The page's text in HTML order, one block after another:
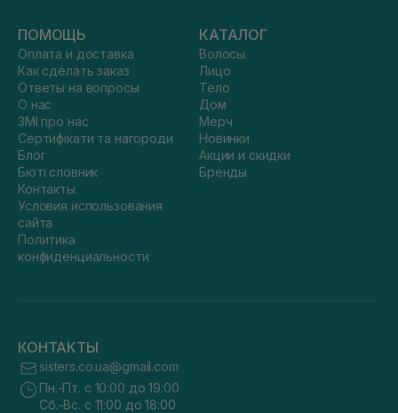
ПОМОЩЬ
Оплата и доставка
Как сделать заказ
Ответы на вопросы
О нас
ЗМІ про нас
Сертифікати та нагороди
Блог
Бюті словник
Контакты
Условия использования
сайта
Политика
конфиденциальности
КАТАЛОГ
Волосы
Лицо
Тело
Дом
Мерч
Новинки
Акции и скидки
Бренды
КОНТАКТЫ
sisters.co.ua@gmail.com
Пн.-Пт. с 10:00 до 19:00
Сб.-Вс. с 11:00 до 18:00